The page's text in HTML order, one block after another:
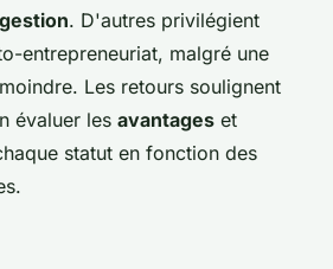
. D'autres privilégient
entrepreneuriat, malgré une
moindre. Les retours soulignent
évaluer les avantages et
statut en fonction des